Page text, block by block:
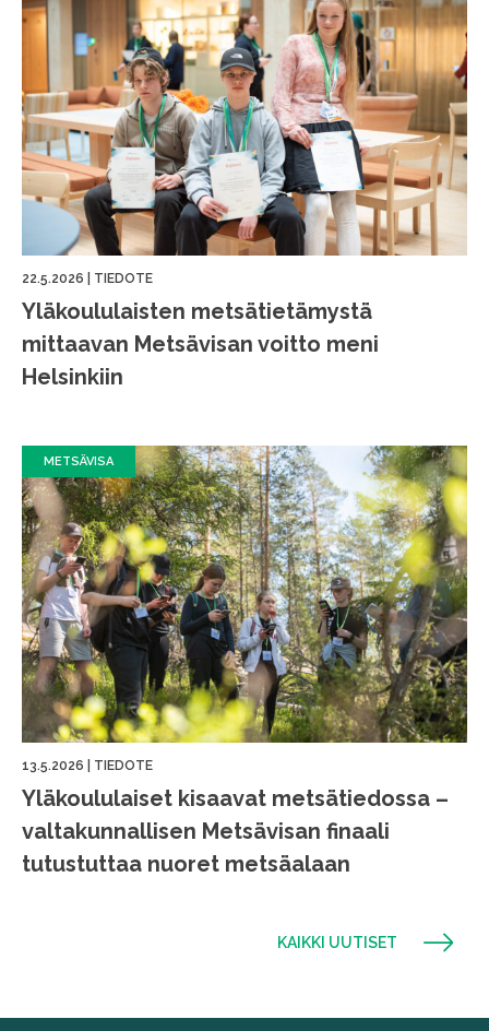
22.5.2026 TIEDOTE
Yläkoululaisten metsätietämystä
mittaavan Metsävisan voitto meni
Helsinkiin
METSÄVISA
13.5.2026 TIEDOTE
Yläkoululaiset kisaavat metsätiedossa –
valtakunnallisen Metsävisan finaali
tutustuttaa nuoret metsäalaan
KAIKKI UUTISET